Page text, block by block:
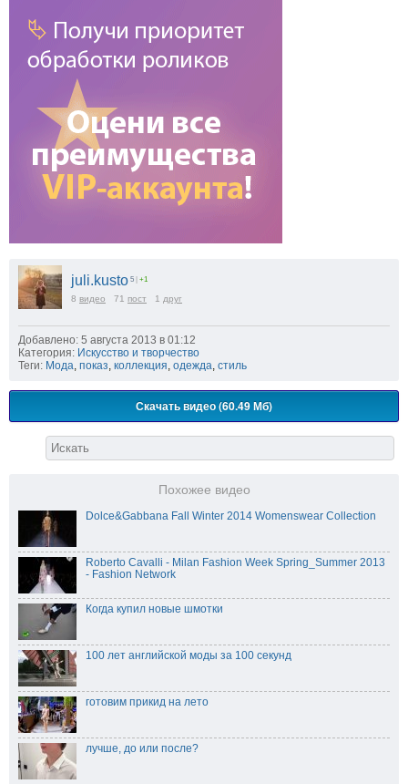
juli.kusto 5 +1
8 видео 71 пост 1 друг
Добавлено: 5 августа 2013 в 01:12
Категория: Искусство и творчество
Теги: Мода, показ, коллекция, одежда, стиль
Скачать видео (60.49 Мб)
Похожее видео
Dolce&Gabbana Fall Winter 2014 Womenswear Collection
Roberto Cavalli - Milan Fashion Week Spring_Summer 2013
- Fashion Network
Когда купил новые шмотки
100 лет английской моды за 100 секунд
готовим прикид на лето
лучше, до или после?